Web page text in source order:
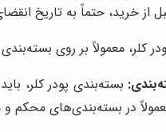
از خرید، حتماً به تاریخ
کلر، معمولاً بر روی
بسته‌بندی پودر کلر،
در بسته‌بندی‌های محکم